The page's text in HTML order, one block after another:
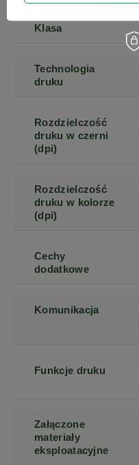
Klasa
Technologia
druku
Rozdzielczość
druku w czerni
(dpi)
Rozdzielczość
druku w kolorze
(dpi)
Cechy
dodatkowe
Komunikacja
Funkcje druku
Załączone
materiały
eksploatacyjne